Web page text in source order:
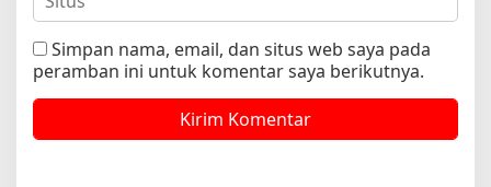
Simpan nama, email, dan situs web saya pada
peramban ini untuk komentar saya berikutnya.